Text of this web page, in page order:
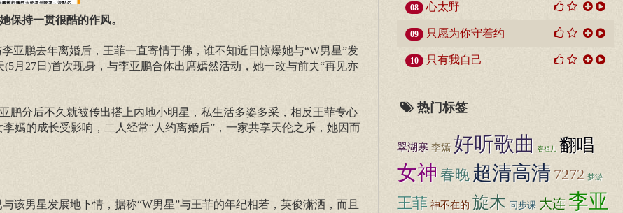
保持一贯很酷的作风。
亚鹏去年离婚后，王菲一直寄情于佛，谁不知近日惊爆她与“W男星”发
月27日)首次现身，与李亚鹏合体出席嫣然活动，她一改与前夫“再见亦
鹏分后不久就被传出搭上内地小明星，私生活多姿多采，相反王菲专心
嫣的成长受影响，二人经常“人约离婚后”，一家共享天伦之乐，她因而
该男星发展地下情，据称“W男星”与王菲的年纪相若，英俊潇洒，而且
08 心太野
09 只愿为你守着约
10 只有我自己
热门标签
翠湖寒 李嫣 好听歌曲 容祖儿 翻唱
女神 春晚 超清高清 7272 梦游
王菲 神不在的 旋木 同步课 大连李亚